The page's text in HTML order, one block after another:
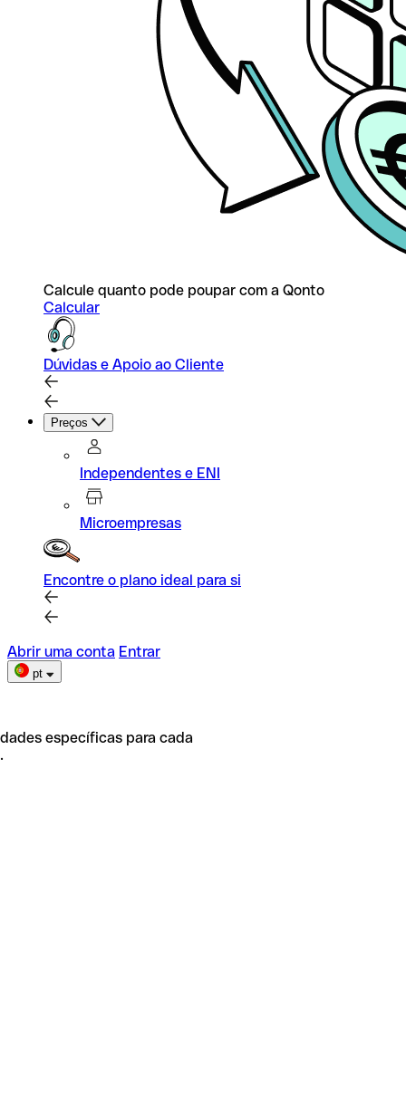
Calcule quanto pode poupar com a Qonto
Calcular
Dúvidas e Apoio ao Cliente
Preços
Independentes e ENI
Microempresas
Encontre o plano ideal para si
Abrir uma conta Entrar
pt
específicas para cada